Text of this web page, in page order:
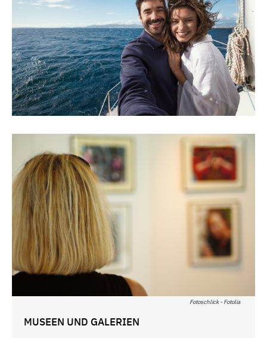
Fotoschlick - Fotolia
MUSEEN UND GALERIEN